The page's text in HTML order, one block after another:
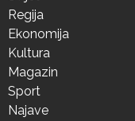
Regija
Ekonomija
Kultura
Magazin
Sport
Najave